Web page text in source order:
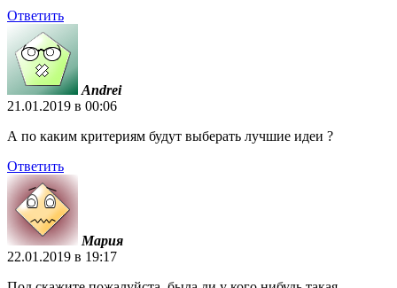
Ответить
Andrei
21.01.2019 в 00:06
А по каким критериям будут выберать лучшие идеи ?
Ответить
Мария
22.01.2019 в 19:17